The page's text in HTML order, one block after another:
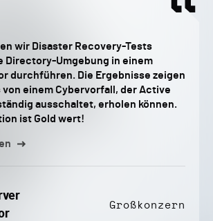
wir Disaster Recovery-Tests
Directory-Umgebung in einem
durchführen. Die Ergebnisse zeigen
von einem Cybervorfall, der Active
ausschaltet, erholen können.
ist Gold wert!
Großkonzern